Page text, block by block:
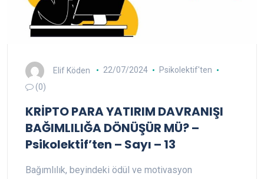
Elif Köden 22/07/2024
Psikolektif'ten
(0)
KRİPTO PARA YATIRIM DAVRANIŞI
BAĞIMLILIĞA DÖNÜŞÜR MÜ? –
Psikolektif’ten – Sayı – 13
Bağımlılık, beyindeki ödül ve motivasyon